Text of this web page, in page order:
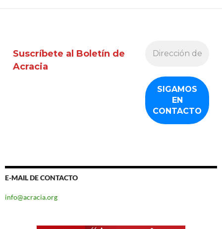
Suscríbete al Boletín de
Acracia
E-MAIL DE CONTACTO
info@acracia.org